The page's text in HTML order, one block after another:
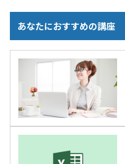
あなたにおすすめの講座